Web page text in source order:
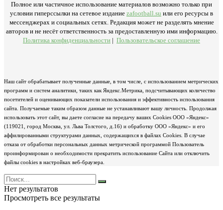
Полное или частичное использование материалов возможно только при
условии гиперссылки на сетевое издание zafootball.su или его ресурсы в
мессенджерах и социальных сетях. Редакция может не разделять мнение
авторов и не несёт ответственность за предоставленную ими информацию.
Политика конфиденциальности | Пользовательское соглашение
Наш сайт обрабатывает полученные данные, в том числе, с использованием метрических
программ и систем аналитики, таких как Яндекс.Метрика, подсчитывающих количество
посетителей и оценивающих показатели использования и эффективность использования
сайта. Получаемые таким образом данные не устанавливают вашу личность. Продолжая
использовать этот сайт, вы даете согласие на передачу ваших Cookies ООО «Яндекс»
(119021, город Москва, ул. Льва Толстого, д.16) и обработку ООО «Яндекс» и его
аффилированными структурами данных, содержащихся в файлах Cookies. В случае
отказа от обработки персональных данных метрической программой Пользователь
проинформирован о необходимости прекратить использование Сайта или отключить
файлы cookies в настройках веб-браузера.
Нет результатов
Просмотреть все результаты